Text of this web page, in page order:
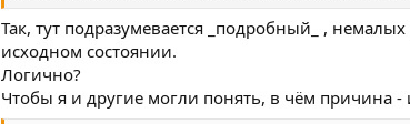
Так, тут подразумевается _подробный_ ,
исходном состоянии.
Логично?
Чтобы я и другие могли понять, в чём